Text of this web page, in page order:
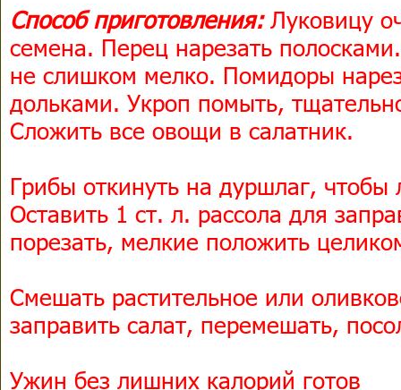
Способ приготовления:Луковицу
семена. Перец нарезать
не слишком мелко. Помидоры
дольками. Укроп помыть,
Сложить все овощи в салатник.
Грибы откинуть на дуршлаг,
Оставить 1 ст. л. рассола для
порезать, мелкие положить
Смешать растительное или
заправить салат, перемешать,
Ужин без лишних калорий готов